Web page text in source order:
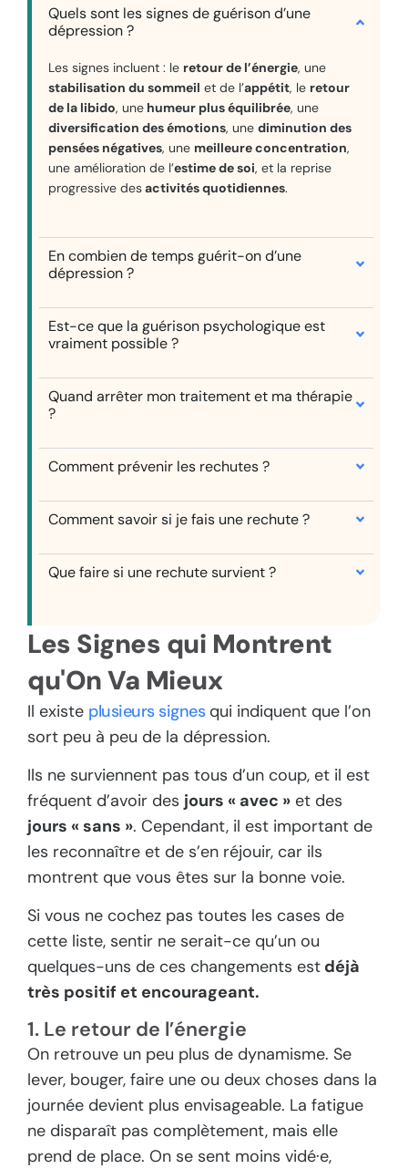
Quels sont les signes de guérison d’une
dépression ?
Les signes incluent : le retour de l’énergie, une
stabilisation du sommeil et de l’appétit, le retour
de la libido, unehumeur plus équilibrée, une
diversification des émotions, une diminution des
pensées négatives, une meilleure concentration,
une amélioration de l’estime de soi, et la reprise
progressive desactivités quotidiennes.
En combien de temps guérit-on d’une
dépression ?
Est-ce que la guérison psychologique est
vraiment possible ?
Quand arrêter mon traitement et ma thérapie
?
Comment prévenir les rechutes ?
Comment savoir si je fais une rechute ?
Que faire si une rechute survient ?
Les Signes qui Montrent
qu'On Va Mieux
Il existe plusieurs signesqui indiquent que l’on
sort peu à peu de la dépression.
Ils ne surviennent pas tous d’un coup, et il est
fréquent d’avoir des jours « avec » et des
jours « sans ». Cependant, il est important de
les reconnaître et de s’en réjouir, car ils
montrent que vous êtes sur la bonne voie.
Si vous ne cochez pas toutes les cases de
cette liste, sentir ne serait-ce qu’un ou
quelques-uns de ces changements est déjà
très positif et encourageant.
1. Le retour de l’énergie
On retrouve un peu plus de dynamisme. Se
lever, bouger, faire une ou deux choses dans la
journée devient plus envisageable. La fatigue
ne disparaît pas complètement, mais elle
prend de place. On se sent moins vidé·e,